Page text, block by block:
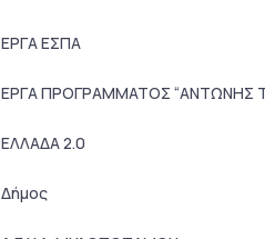
ΕΡΓΑ ΕΣΠΑ
ΕΡΓΑ ΠΡΟΓΡΑΜΜΑΤΟΣ “ΑΝΤΩΝΗΣ
ΕΛΛΑΔΑ 2.0
Δήμος